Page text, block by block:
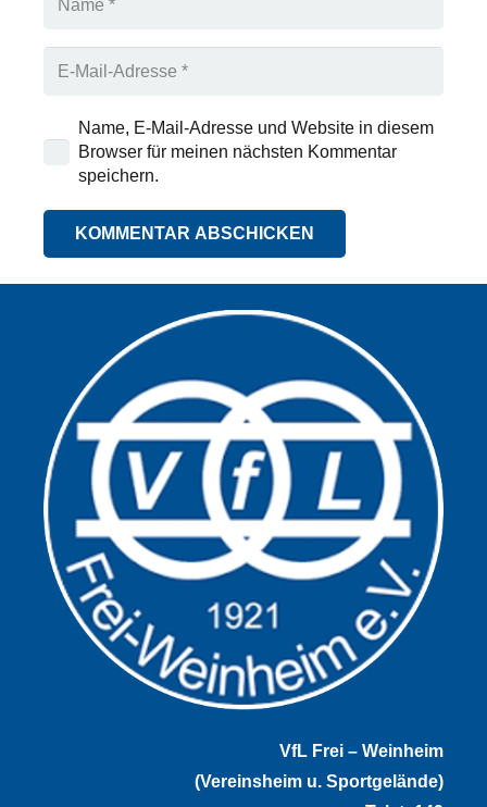
Name, E-Mail-Adresse und Website in diesem
Browser für meinen nächsten Kommentar
speichern.
KOMMENTAR ABSCHICKEN
VfL Frei – Weinheim
(Vereinsheim u. Sportgelände)